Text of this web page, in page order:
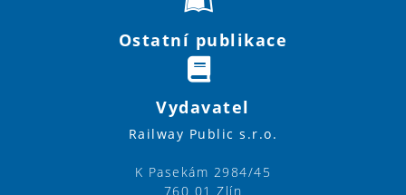
Ostatní publikace
Vydavatel
Railway Public s.r.o.
K Pasekám 2984/45
760 01 Zlín